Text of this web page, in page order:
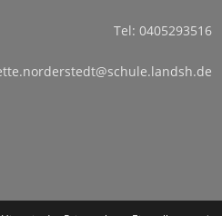
Tel: 0405293516